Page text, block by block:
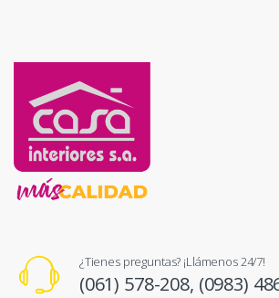
¿Tienes preguntas? ¡Llámenos 24/7!
(061) 578-208, (0983)